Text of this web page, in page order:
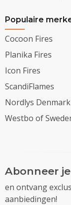
Populaire
Cocoon Fires
Planika Fires
Icon Fires
ScandiFlames
Nordlys Denmark
Westbo of
Abonneer
en ontvang
aanbiedingen!